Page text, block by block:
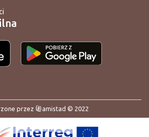
przez amistad © 2022